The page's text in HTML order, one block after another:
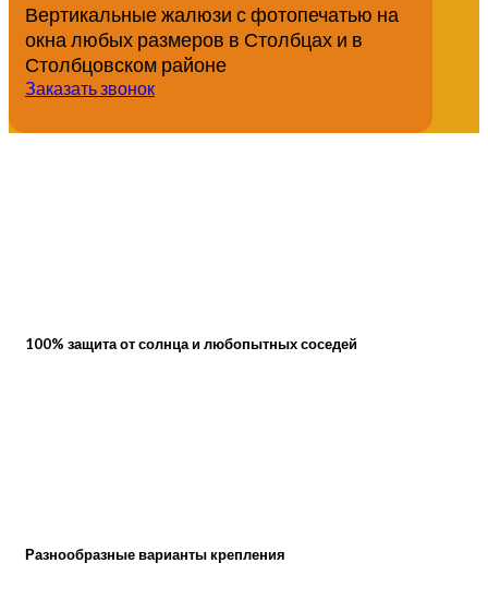
Вертикальные жалюзи с фотопечатью на
окна любых размеров в Столбцах и в
Столбцовском районе
Заказать звонок
100% защита от солнца и любопытных соседей
Разнообразные варианты крепления